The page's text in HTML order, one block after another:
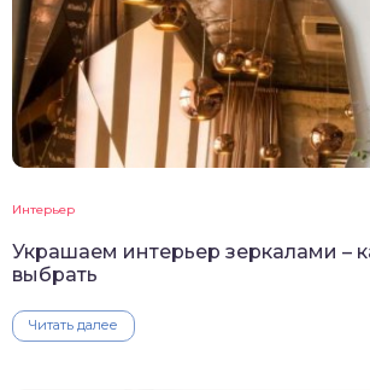
Интерьер
Украшаем интерьер зеркалами –
выбрать
Читать далее